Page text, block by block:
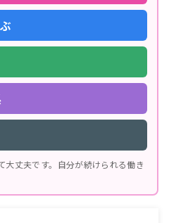
丈夫です。自分が続けられる働き